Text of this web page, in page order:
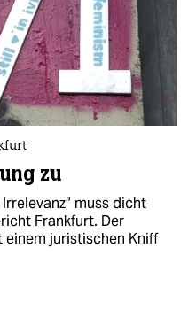
zu
muss dicht
Frankfurt. Der
einem juristischen Kniff